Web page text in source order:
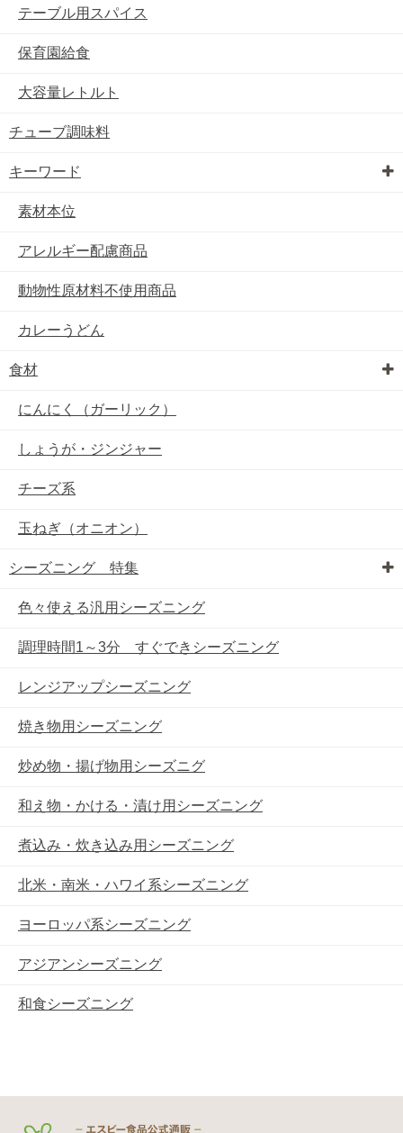
テーブル用スパイス
保育園給食
大容量レトルト
チューブ調味料
キーワード
素材本位
アレルギー配慮商品
動物性原材料不使用商品
カレーうどん
食材
にんにく（ガーリック）
しょうが・ジンジャー
チーズ系
玉ねぎ（オニオン）
シーズニング 特集
色々使える汎用シーズニング
調理時間1～3分 すぐできシーズニング
レンジアップシーズニング
焼き物用シーズニング
炒め物・揚げ物用シーズニグ
和え物・かける・漬け用シーズニング
煮込み・炊き込み用シーズニング
北米・南米・ハワイ系シーズニング
ヨーロッパ系シーズニング
アジアンシーズニング
和食シーズニング